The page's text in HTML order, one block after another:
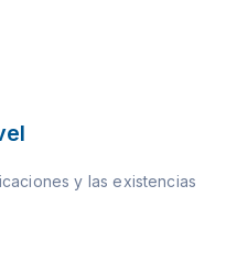
y las existencias